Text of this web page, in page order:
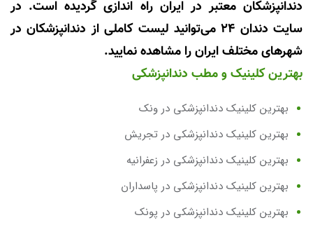
دندانپزشکان معتبر در ایران راه اندازی گردیده است. در
سایت دندان 24 می‌توانید لیست کاملی از دندانپزشکان در
شهرهای مختلف ایران را مشاهده نمایید.
بهترین کلینیک و مطب دندانپزشکی
بهترین کلینیک دندانپزشکی در ونک
بهترین کلینیک دندانپزشکی در تجریش
بهترین کلینیک دندانپزشکی در زعفرانیه
بهترین کلینیک دندانپزشکی در پاسداران
بهترین کلینیک دندانپزشکی در پونک